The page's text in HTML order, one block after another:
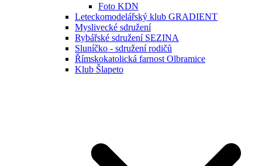
Foto KDN
Leteckomodelářský klub GRADIENT
Myslivecké sdružení
Rybářské sdružení SEZINA
Sluníčko - sdružení rodičů
Římskokatolická farnost Olbramice
Klub Šlapeto